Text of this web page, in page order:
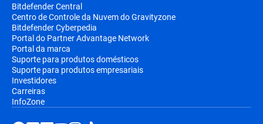
Bitdefender Central
Centro de Controle da Nuvem do Gravityzone
Bitdefender Cyberpedia
Portal do Partner Advantage Network
Portal da marca
Suporte para produtos domésticos
Suporte para produtos empresariais
Investidores
Carreiras
InfoZone